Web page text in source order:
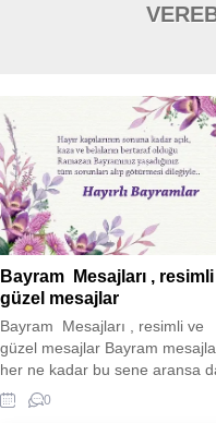
Bayram Mesajları ,
güzel mesajlar
Bayram Mesajları , resimli ve
güzel mesajlar Bayram
her ne kadar bu sene aransa
buruk bir bayram sevinci
yaşamaktayız. Tam 11 ilimizde
0